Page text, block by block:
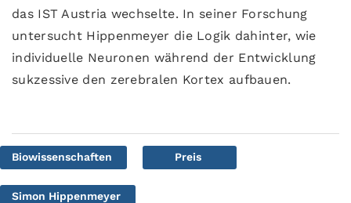
das IST Austria wechselte. In seiner Forschung
untersucht Hippenmeyer die Logik dahinter, wie
individuelle Neuronen während der Entwicklung
sukzessive den zerebralen Kortex aufbauen.
Biowissenschaften Preis
Simon Hippenmeyer